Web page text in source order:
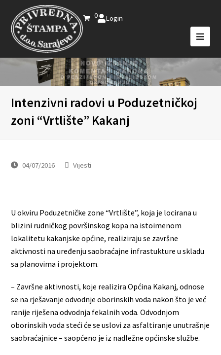
0 Login
Intenzivni radovi u Poduzetničkoj
zoni “Vrtlište” Kakanj
04/07/2016 Vijesti
U okviru Poduzetničke zone “Vrtlište”, koja je locirana u
blizini rudničkog površinskog kopa na istoimenom
lokalitetu kakanjske općine, realiziraju se završne
aktivnosti na uređenju saobraćajne infrastukture u skladu
sa planovima i projektom.
– Završne aktivnosti, koje realizira Općina Kakanj, odnose
se na rješavanje odvodnje oborinskih voda nakon što je već
ranije riješena odvodnja fekalnih voda. Odvodnjom
oborinskih voda steći će se uslovi za asfaltiranje unutrašnje
saobraćajnice – saopćeno je iz nadležne općinske službe.